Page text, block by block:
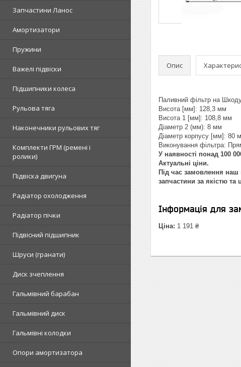
Запчастини Ланос
Амортизатори
Пружини
Важелі підвіски
Підшипники колеса
Рульова тяга
Наконечники рульових тяг
Комплекти ГРМ (ремені і
ролики)
Підвіска двигуна
Радіатор охолодження
Радіатор пічки
Підвісний підшипник
Шруси (гранати)
Диск зчеплення
Гальмівний барабан
Гальмівний диск
Гальмівні колодки
Опори амортизатора
Опис
Паливний фільтр на
Висота [мм]: 128,3 мм
Висота 1 [мм]: 108,8 мм
Діаметр 2 (мм): 8 мм
Діаметр корпусу [мм]: 80
Виконування фільтра:
У наявності понад 100
Актуальні ціни.
Під час замовлення наш
запчастини за якістю та
Інформація для
Ціна: 1 191 ₴